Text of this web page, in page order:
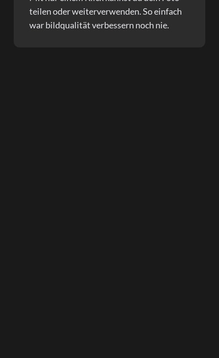
teilen oder weiterverwenden. So einfach
war bildqualität verbessern noch nie.